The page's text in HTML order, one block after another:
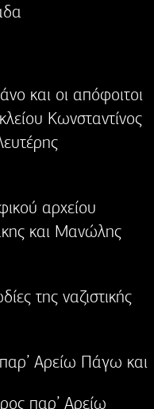
και οι απόφοιτοι
Κωνσταντίνος
αρχείου
και Μανώλης
της ναζιστικής
Αρείω Πάγω και
παρ’ Αρείω